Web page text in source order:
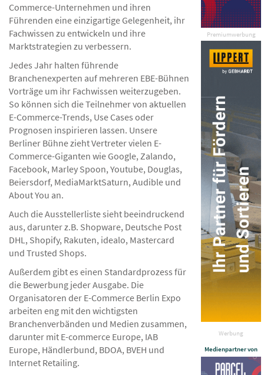
Premiumwerbung
Werbung
Medienpartner von
Commerce-Unternehmen und ihren
Führenden eine einzigartige Gelegenheit, ihr
Fachwissen zu entwickeln und ihre
Marktstrategien zu verbessern.
Jedes Jahr halten führende
Branchenexperten auf mehreren EBE-Bühnen
Vorträge um ihr Fachwissen weiterzugeben.
So können sich die Teilnehmer von aktuellen
E-Commerce-Trends, Use Cases oder
Prognosen inspirieren lassen. Unsere
Berliner Bühne zieht Vertreter vielen E-
Commerce-Giganten wie Google, Zalando,
Facebook, Marley Spoon, Youtube, Douglas,
Beiersdorf, MediaMarktSaturn, Audible und
About You an.
Auch die Ausstellerliste sieht beeindruckend
aus, darunter z.B. Shopware, Deutsche Post
DHL, Shopify, Rakuten, idealo, Mastercard
und Trusted Shops.
Außerdem gibt es einen Standardprozess für
die Bewerbung jeder Ausgabe. Die
Organisatoren der E-Commerce Berlin Expo
arbeiten eng mit den wichtigsten
Branchenverbänden und Medien zusammen,
darunter mit E-commerce Europe, IAB
Europe, Händlerbund, BDOA, BVEH und
Internet Retailing.